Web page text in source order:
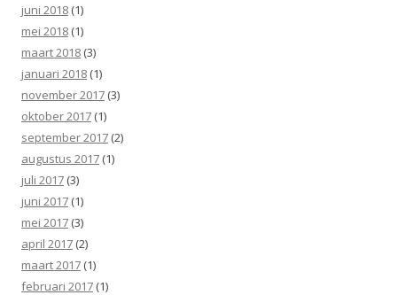
juni 2018 (1)
mei 2018 (1)
maart 2018 (3)
januari 2018 (1)
november 2017 (3)
oktober 2017 (1)
september 2017 (2)
augustus 2017 (1)
juli 2017 (3)
juni 2017 (1)
mei 2017 (3)
april 2017 (2)
maart 2017 (1)
februari 2017 (1)